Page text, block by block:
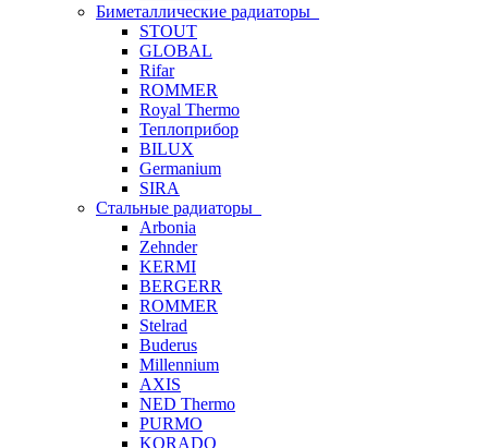
Биметаллические радиаторы
STOUT
GLOBAL
Rifar
ROMMER
Royal Thermo
Теплоприбор
BILUX
Germanium
SIRA
Стальные радиаторы
Arbonia
Zehnder
KERMI
BERGERR
ROMMER
Stelrad
Buderus
Millennium
AXIS
NED Thermo
PURMO
KORADO